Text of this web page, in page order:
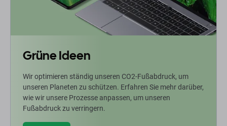
Grüne Ideen
Wir optimieren ständig unseren CO2-Fußabdruck, um
unseren Planeten zu schützen. Erfahren Sie mehr darüber,
wie wir unsere Prozesse anpassen, um unseren
Fußabdruck zu verringern.